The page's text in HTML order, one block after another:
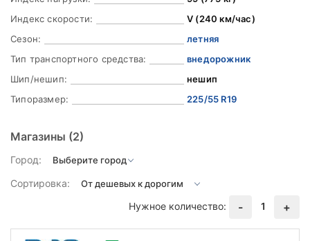
Индекс скорости:
V (240 км/час)
Сезон:
летняя
Тип транспортного средства:
внедорожник
Шип/нешип:
нешип
Типоразмер:
225/55 R19
Магазины (2)
Город:
Сортировка:
Нужное количество:
- 1 +